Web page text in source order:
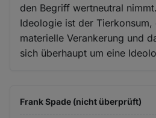
den Begriff wertneutral
Ideologie ist der
materielle Verankerung und
sich überhaupt um eine
Frank Spade (nicht überprüft)